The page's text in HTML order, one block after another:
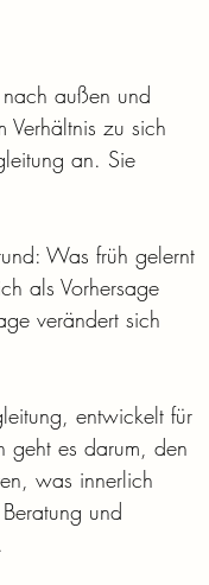
außen und
zu sich
an. Sie
Was früh gelernt
als Vorhersage
verändert sich
entwickelt für
geht es darum, den
was innerlich
und
.